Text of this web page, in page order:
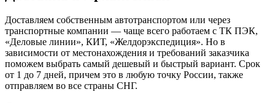
Доставляем собственным автотранспортом или через
транспортные компании — чаще всего работаем с ТК ПЭК,
«Деловые линии», КИТ, «Желдорэкспедиция». Но в
зависимости от местонахождения и требований заказчика
поможем выбрать самый дешевый и быстрый вариант. Срок
от 1 до 7 дней, причем это в любую точку России, также
отправляем во все страны СНГ.